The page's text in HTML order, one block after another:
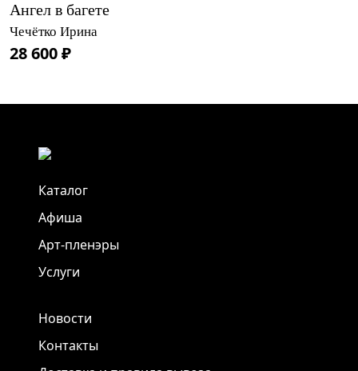
Ангел в багете
Чечётко Ирина
28 600 ₽
Каталог
Афиша
Арт-пленэры
Услуги
Новости
Контакты